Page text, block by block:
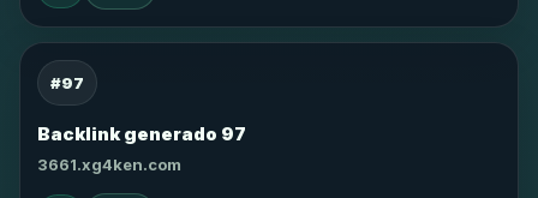
#97
Backlink generado 97
3661.xg4ken.com